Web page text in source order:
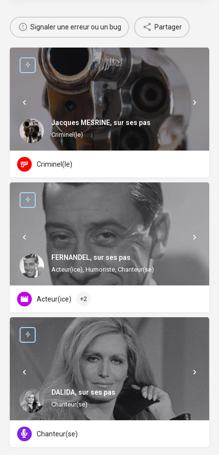
Signaler une erreur ou un bug Partager
Jacques MESRINE, sur ses pas
Criminel(le)
Criminel(le)
FERNANDEL, sur ses pas
Acteur(ice), Humoriste, Chanteur(se)
Acteur(ice) +2
DALIDA, sur ses pas
Chanteur(se)
Chanteur(se)